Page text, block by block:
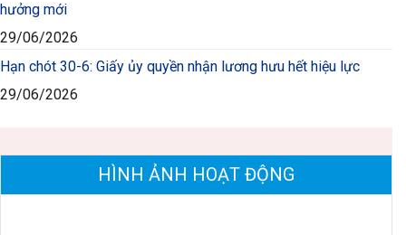
hưởng mới
29/06/2026
Hạn chót 30-6: Giấy ủy quyền nhận lương hưu hết hiệu lực
29/06/2026
HÌNH ẢNH HOẠT ĐỘNG